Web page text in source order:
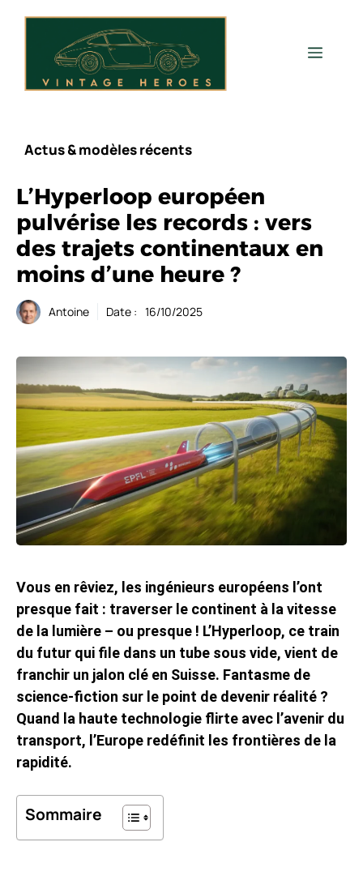
Menu
Actus & modèles récents
L’Hyperloop européen
pulvérise les records : vers
des trajets continentaux en
moins d’une heure ?
Antoine Date : 16/10/2025
Vous en rêviez, les ingénieurs européens l’ont
presque fait : traverser le continent à la vitesse
de la lumière – ou presque ! L’Hyperloop, ce train
du futur qui file dans un tube sous vide, vient de
franchir un jalon clé en Suisse. Fantasme de
science-fiction sur le point de devenir réalité ?
Quand la haute technologie flirte avec l’avenir du
transport, l’Europe redéfinit les frontières de la
rapidité.
Sommaire